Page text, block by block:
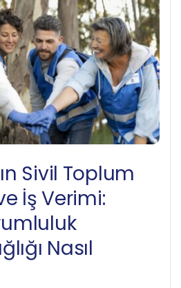
Sivil Toplum
İş Verimi:
Nasıl